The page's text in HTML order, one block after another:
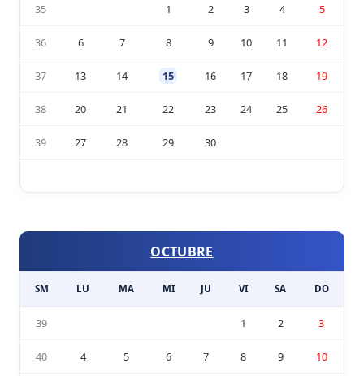
35 1 2 3 4 5
36 6 7 8 9 10 11 12
37 13 14 15 16 17 18 19
38 20 21 22 23 24 25 26
39 27 28 29 30
OCTUBRE
SM LU MA MI JU VI SA DO
39 1 2 3
40 4 5 6 7 8 9 10